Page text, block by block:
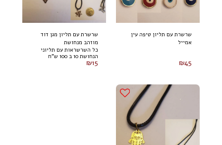
שרשרת עם תליון טיפה עין
אמייל
₪45
שרשרת עם תליון מגן דוד
מוזהב מנחושת
כל השרשראות עם תליוני
הנחושת 10 ב 100 ש"ח
₪15